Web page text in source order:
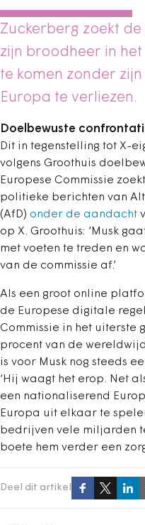
Zuckerberg zoekt
zijn broodheer in
te komen zonder
Europa te verliezen.
Doelbewuste
Dit in tegenstelling tot X-
volgens Groothuis
Europese Commissie
politieke berichten van
(AfD) onder de aandacht
op X. Groothuis: ‘Musk
met voeten te treden en
van de commissie af.’
Als een groot online
de Europese digitale
Commissie in het uiterste
procent van de
is voor Musk nog steeds
‘Hij waagt het erop. Net
een nationaliserend
Europa uit elkaar te
bedrijven vele miljarden
boete hem verder een zorg
Deel dit artikel